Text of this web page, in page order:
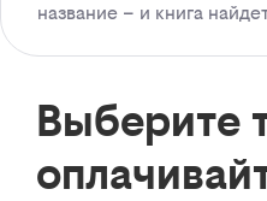
название – и книга
Выберите